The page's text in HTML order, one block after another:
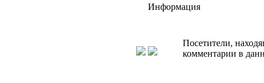
Информация
Посетители,
комментарии в